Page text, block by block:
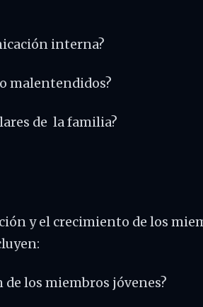
interna?
malentendidos?
de la familia?
y el crecimiento de los
de los miembros jóvenes?